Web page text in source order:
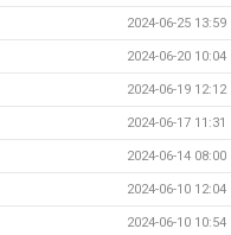
2024-06-25 13:59
2024-06-20 10:04
2024-06-19 12:12
2024-06-17 11:31
2024-06-14 08:00
2024-06-10 12:04
2024-06-10 10:54